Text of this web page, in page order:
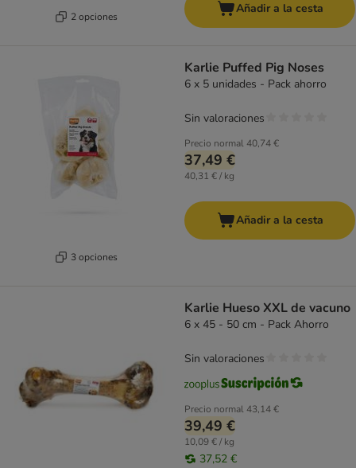
2 opciones
Añadir a la cesta
3 opciones
Karlie Puffed Pig Noses
6 x 5 unidades - Pack ahorro
Precio normal40,74 €
37,49 €
40,31 € / kg
Sin valoraciones
Añadir a la cesta
Karlie Hueso XXL de vacuno
6 x 45 - 50 cm - Pack Ahorro
Precio normal43,14 €
39,49 €
10,09 € / kg
37,52 €
Sin valoraciones